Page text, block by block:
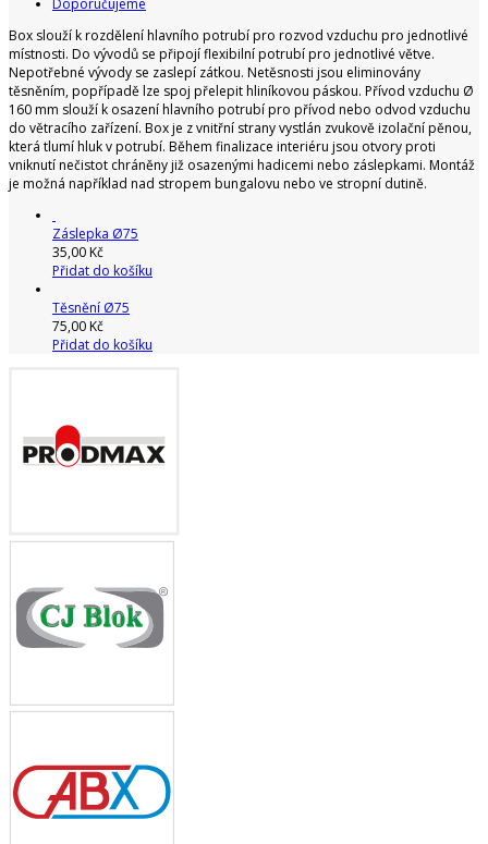
Box slouží k rozdělení hlavního potrubí pro rozvod vzduchu pro jednotlivé
místnosti. Do vývodů se připojí flexibilní potrubí pro jednotlivé větve.
Nepotřebné vývody se zaslepí zátkou. Netěsnosti jsou eliminovány
těsněním, popřípadě lze spoj přelepit hliníkovou páskou. Přívod vzduchu Ø
160 mm slouží k osazení hlavního potrubí pro přívod nebo odvod vzduchu
do větracího zařízení. Box je z vnitřní strany vystlán zvukově izolační pěnou,
která tlumí hluk v potrubí. Během finalizace interiéru jsou otvory proti
vniknutí nečistot chráněny již osazenými hadicemi nebo záslepkami. Montáž
je možná například nad stropem bungalovu nebo ve stropní dutině.
Záslepka Ø75
35,00 Kč
Přidat do košíku
Těsnění Ø75
75,00 Kč
Přidat do košíku